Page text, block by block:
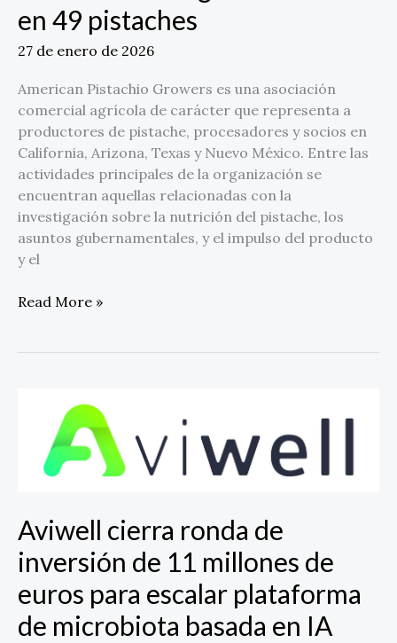
en 49 pistaches
27 de enero de 2026
American Pistachio Growers es una asociación
comercial agrícola de carácter que representa a
productores de pistache, procesadores y socios en
California, Arizona, Texas y Nuevo México. Entre las
actividades principales de la organización se
encuentran aquellas relacionadas con la
investigación sobre la nutrición del pistache, los
asuntos gubernamentales, y el impulso del producto
y el
Read More »
Aviwell cierra ronda de
inversión de 11 millones de
euros para escalar plataforma
de microbiota basada en IA
ronda
11
millones
de
euros
para
escalar